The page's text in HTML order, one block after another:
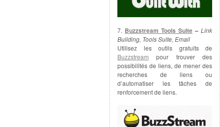
7. Buzzstream Tools Suite – Link
Building, Tools Suite, Email
Utilisez les outils gratuits de
Buzzstream pour trouver des
possibilités de liens, de mener des
recherches de liens ou
d’automatiser les tâches de
renforcement de liens.